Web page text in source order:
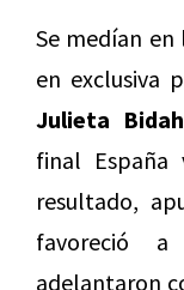
Se medían
en exclusiva
Julieta
final
resultado,
favoreció
adelantaron